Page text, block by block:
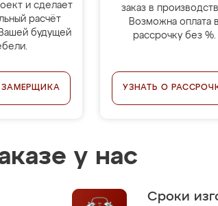
и сделает
расчёт
будущей
ЗАМЕРЩИКА
заказ в
Возможна оплата в
рассрочку без %.
УЗНАТЬ О
у нас
Сроки